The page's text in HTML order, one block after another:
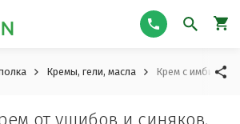
Кремы, гели, масла Крем с имбирем
от ушибов и синяков,